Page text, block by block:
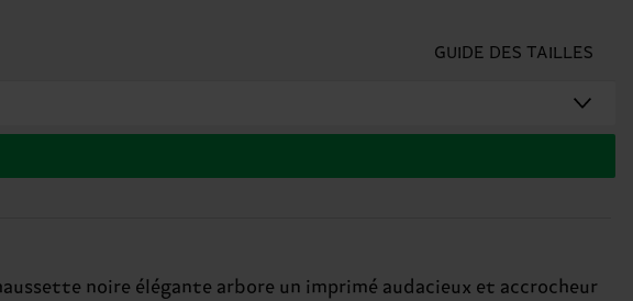
GUIDE DES TAILLES
noire élégante arbore un imprimé audacieux et accrocheur